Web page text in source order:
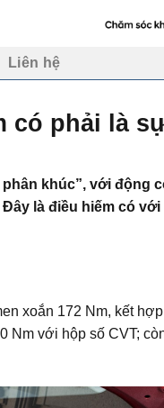
Liên hệ
có phải là
khúc”, với động
là điều hiếm có với
xoắn 172 Nm, kết
Nm với hộp số CVT;